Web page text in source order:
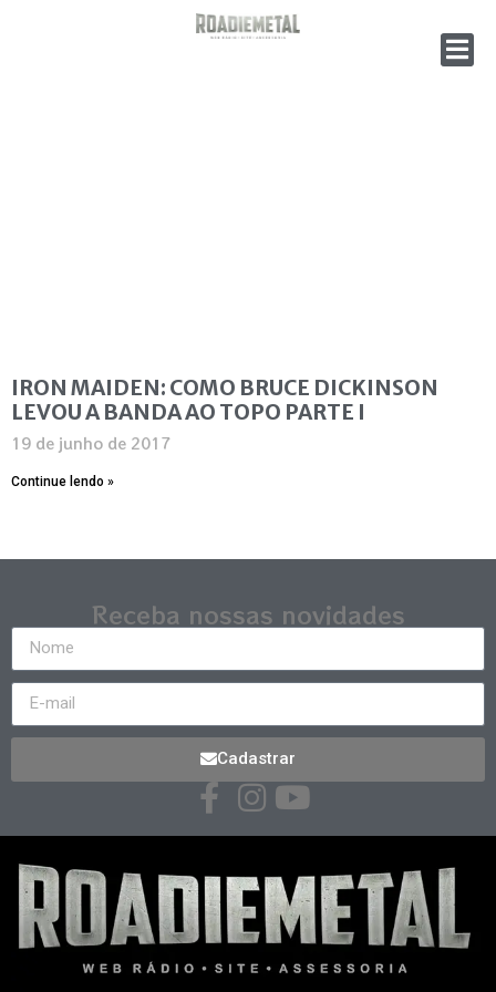
IRON MAIDEN: COMO BRUCE DICKINSON
LEVOU A BANDA AO TOPO PARTE I
19 de junho de 2017
Continue lendo »
Receba nossas novidades
Cadastrar